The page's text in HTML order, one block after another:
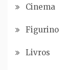
Cinema
Figurino
Livros